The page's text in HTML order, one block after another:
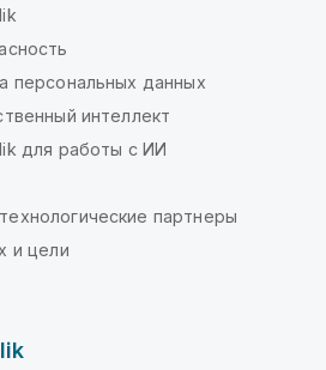
персональных данных
интеллект
для работы с ИИ
партнеры
и цели